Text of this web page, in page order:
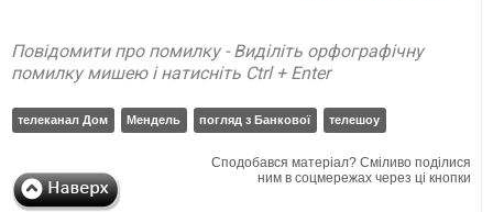
Повідомити про помилку - Виділіть орфографічну
помилку мишею і натисніть Ctrl + Enter
телеканал Дом Мендель погляд з Банкової телешоу
Сподобався матеріал? Сміливо поділися
ним в соцмережах через ці кнопки